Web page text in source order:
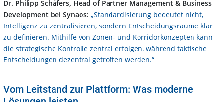
Dr. Philipp Schäfers, Head of Partner Management & Business
Development bei Synaos: „Standardisierung bedeutet nicht,
Intelligenz zu zentralisieren, sondern Entscheidungsräume klar
zu definieren. Mithilfe von Zonen- und Korridorkonzepten kann
die strategische Kontrolle zentral erfolgen, während taktische
Entscheidungen dezentral getroffen werden.“
Vom Leitstand zur Plattform: Was moderne